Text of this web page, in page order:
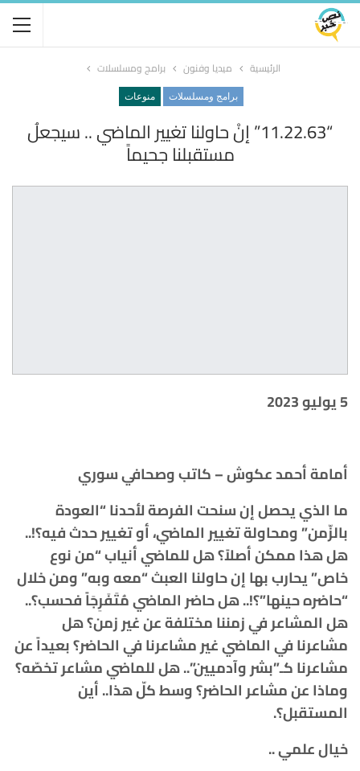
الرئيسية ميديا وفنون برامج ومسلسلات
برامج ومسلسلات منوعات
“11.22.63” إنْ حاولنا تغيير الماضي .. سيجعلُ
مستقبلنا جحيماً
5 يوليو 2023
أمامة أحمد عكوش – كاتب وصحافي سوري
ما الذي يحصل إن سنحت الفرصة لأحدنا “العودة
بالزّمن” ومحاولة تغيير الماضي، أو تغيير حدث فيه؟!..
هل هذا ممكن أصلاً؟ هل للماضي أنياب “من نوع
خاص” يحارب بها إن حاولنا العبث “معه وبه” ومن خلال
“حاضره حينها”؟!.. هل حاضر الماضي مُتَفَرِجَاً فحسب؟..
هل المشاعر في زمننا مختلفة عن غير زمن؟ هل
مشاعرنا في الماضي غير مشاعرنا في الحاضر؟ بعيداً عن
مشاعرنا كـ”بشر وآدميين”.. هل للماضي مشاعر تخصّه؟
وماذا عن مشاعر الحاضر؟ وسط كلّ هذا.. أين
المستقبل؟.
خيال علمي ..